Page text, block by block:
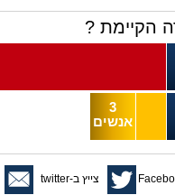
הקיימת ?
3
אנשים
צייץ ב-twitter